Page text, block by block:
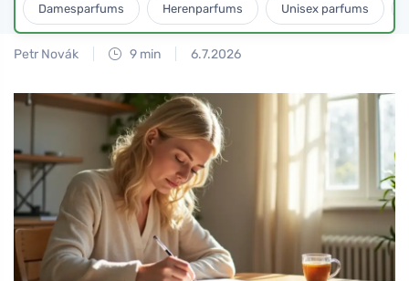
Damesparfums Herenparfums Unisex parfums
Petr Novák 9 min 6.7.2026